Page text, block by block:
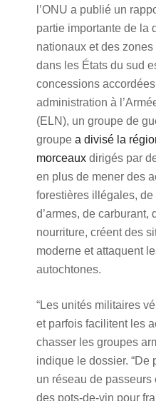
l’ONU a publié un
partie importante de la
nationaux et des
dans les États du sud
concessions
administration à
(ELN), un groupe de
groupe a divisé la
morceauxdirigés par
en plus de mener des
forestières illégales,
d’armes, de carburant,
nourriture, créent des
moderne et attaquent
autochtones.
“Les unités militaires
et parfois facilitent les
chasser les groupes
indique le dossier. “De
un réseau de passeurs
des pots-de-vin pour